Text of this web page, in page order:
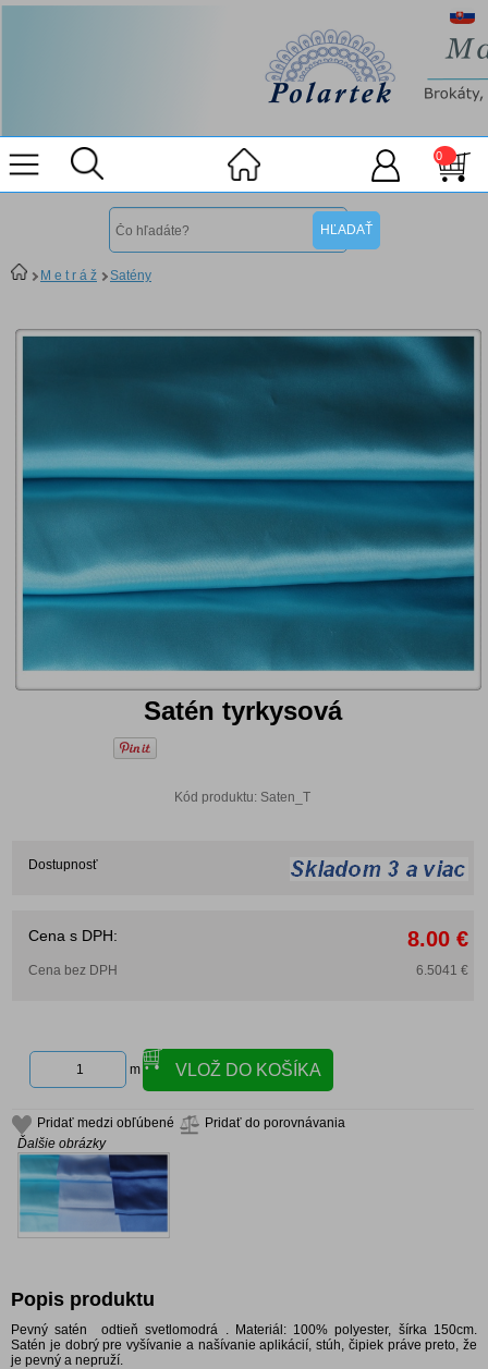
0
M e t r á ž Satény
Satén tyrkysová
Kód produktu: Saten_T
Dostupnosť
Cena s DPH: 8.00 €
Cena bez DPH 6.5041 €
m
Pridať medzi obľúbené
Pridať do porovnávania
Ďalšie obrázky
Popis produktu
Pevný satén odtieň svetlomodrá . Materiál: 100% polyester, šírka 150cm.
Satén je dobrý pre vyšívanie a našívanie aplikácií, stúh, čipiek práve preto, že
je pevný a nepruží.